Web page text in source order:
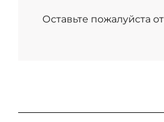
Оставьте пожалуйста